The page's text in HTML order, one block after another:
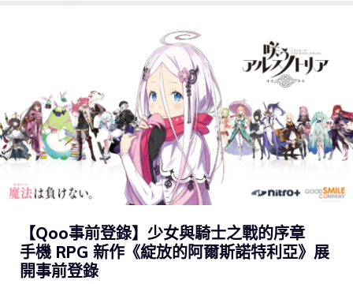
【Qoo事前登錄】少女與騎士之戰的序章
手機 RPG 新作《綻放的阿爾斯諾特利亞》展
開事前登錄